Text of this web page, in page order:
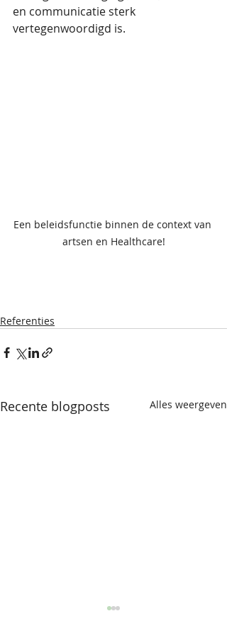
en communicatie sterk
vertegenwoordigd is.
Een beleidsfunctie binnen de context van
artsen en Healthcare!
Referenties
Recente blogposts Alles weergeven